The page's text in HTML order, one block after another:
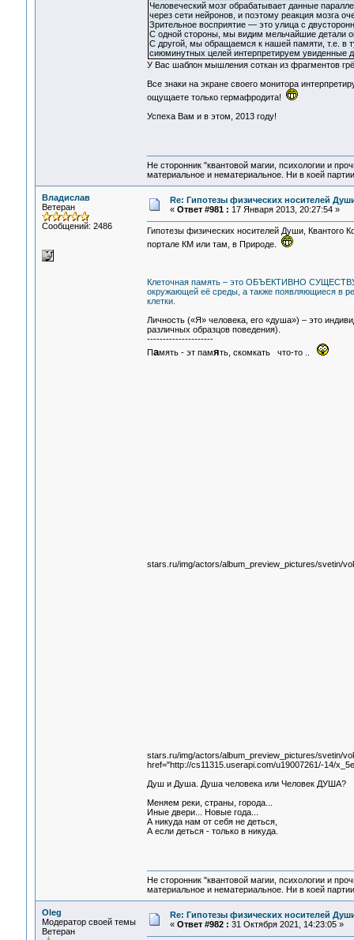
Человеческий мозг обрабатывает данные
через сети нейронов, и поэтому реакция мозга
Зрительное восприятие — это улица с
С одной стороны, мы видим мельчайшие детали
С другой, мы обращаемся к нашей памяти, т.е. в
сиюминутных целей интерпретируем увиденные
У Вас шаблон мышления соткан из фрагментов
Все знаки на экране своего монитора
ощущаете только гермафродита!
Успеха Вам и в этом, 2013 году!
Не сторонник "квантовой магии, психологии и
материальное и нематериальное. Ни в коей
Владислав
Ветеран
Сообщений: 2486
Re: Гипотезы физических носителей
« Ответ #981 : 17 Января 2013, 20:27:54 »
Гипотезы физических носителей Души, Квантого
портале КМ или там, в Природе.
Клеточная память – это ОБЪЕКТИВНО
окружающей её среды, а также появляющиеся в
клетки.
Личность («Я» человека, его «душа») – это
различных образцов поведения).
---------------------
Память - эт память, скомкать что-то ..
stars.ru/img/actors/album_preview_pictures/svetin/
stars.ru/img/actors/album_preview_pictures/svetin/
href="http://cs11315.userapi.com/u19007261/-14/
Душ и Душа. Душа человека или Человек ДУША?
Меняем реки, страны, города...
Иные двери... Новые года...
А никуда нам от себя не деться,
А если деться - только в никуда.
Не сторонник "квантовой магии, психологии и
материальное и нематериальное. Ни в коей
Oleg
Модератор своей темы
Ветеран
Re: Гипотезы физических носителей
« Ответ #982 : 31 Октября 2021, 14:23:05 »